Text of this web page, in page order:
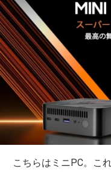
こちらはミニPC。こ